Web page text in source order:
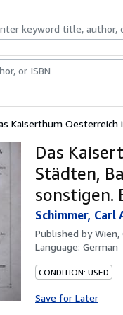
Art & Collectibles
Kaiserthum
Das
Städten,
sonstigen.
Schimmer, Carl
Published byWien,
Language: German
CONDITION: USED
Save for Later